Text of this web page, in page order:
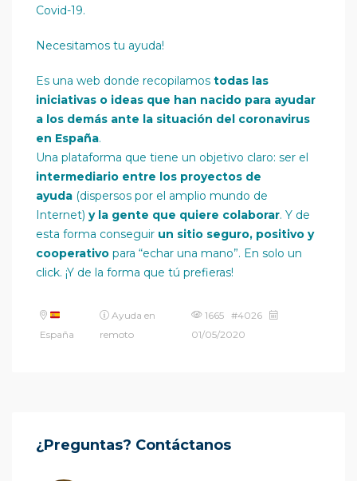
Covid-19.
Necesitamos tu ayuda!
Es una web donde recopilamos todas las
iniciativas o ideas que han nacido para ayudar
a los demás ante la situación del coronavirus
en España.
Una plataforma que tiene un objetivo claro: ser el
intermediario entre los proyectos de
ayuda (dispersos por el amplio mundo de
Internet) y la gente que quiere colaborar. Y de
esta forma conseguir un sitio seguro, positivo y
cooperativo para “echar una mano”. En solo un
click. ¡Y de la forma que tú prefieras!
España
Ayuda en
remoto
1665 #4026
01/05/2020
¿Preguntas? Contáctanos